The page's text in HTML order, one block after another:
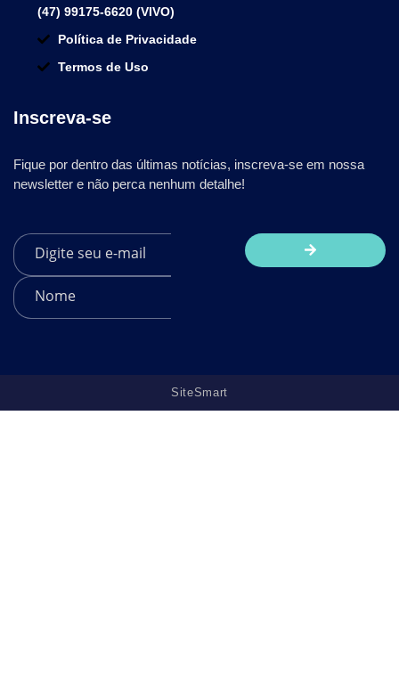
(47) 99175-6620 (VIVO)
Política de Privacidade
Termos de Uso
Inscreva-se
Fique por dentro das últimas notícias, inscreva-se em nossa
newsletter e não perca nenhum detalhe!
SiteSmart